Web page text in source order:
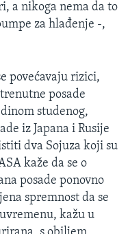
a nikoga nema da to
za hlađenje -,
povećavaju rizici,
posade
studenog,
iz Japana i Rusije
dva Sojuza koji su
kaže da se o
posade ponovno
spremnost da se
kažu u